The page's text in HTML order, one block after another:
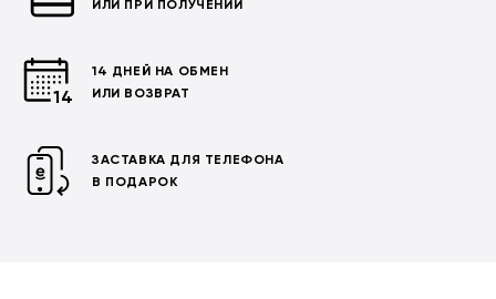
ИЛИ ПРИ ПОЛУЧЕНИИ
14 ДНЕЙ НА ОБМЕН
ИЛИ ВОЗВРАТ
ЗАСТАВКА ДЛЯ ТЕЛЕФОНА
В ПОДАРОК